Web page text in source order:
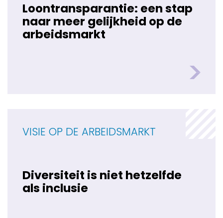
Loontransparantie: een stap
naar meer gelijkheid op de
arbeidsmarkt
VISIE OP DE ARBEIDSMARKT
Diversiteit is niet hetzelfde
als inclusie